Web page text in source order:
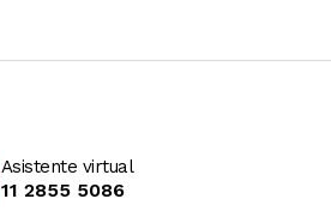
Asistente virtual
11 2855 5086